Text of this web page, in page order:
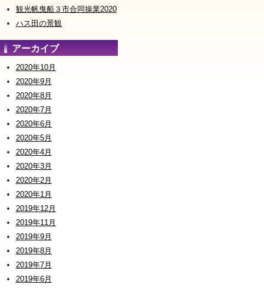
観光帆曳船３市合同操業2020
ハス田の景観
アーカイブ
2020年10月
2020年9月
2020年8月
2020年7月
2020年6月
2020年5月
2020年4月
2020年3月
2020年2月
2020年1月
2019年12月
2019年11月
2019年9月
2019年8月
2019年7月
2019年6月